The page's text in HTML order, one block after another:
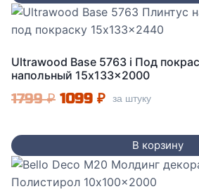
1099 ₽.
Ultrawood Base 5763 i Под
напольный 15x133x2000
1799₽ Первоначальная
составляла
1799 ₽.
1099 ₽Текущая
1099 ₽.
за штуку
В корзину